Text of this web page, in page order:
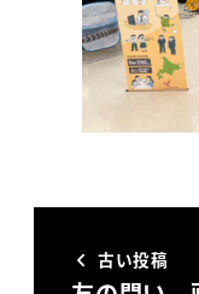
古い投稿